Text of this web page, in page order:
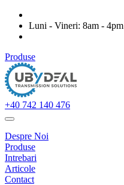
Luni - Vineri: 8am - 4pm
Produse
+40 742 140 476
Despre Noi
Produse
Intrebari
Articole
Contact